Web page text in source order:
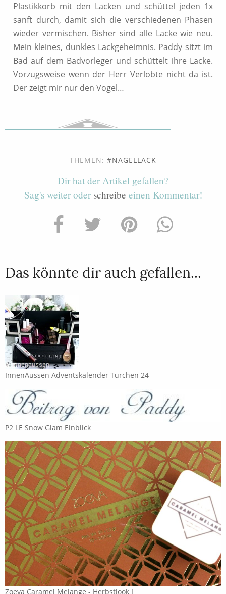
Plastikkorb mit den Lacken und schüttel jeden 1x
sanft durch, damit sich die verschiedenen Phasen
wieder vermischen. Bisher sind alle Lacke wie neu.
Mein kleines, dunkles Lackgeheimnis. Paddy sitzt im
Bad auf dem Badvorleger und schüttelt ihre Lacke.
Vorzugsweise wenn der Herr Verlobte nicht da ist.
Der zeigt mir nur den Vogel…
THEMEN: NAGELLACK
Dir hat der Artikel gefallen?
Sag's weiter oder schreibe einen Kommentar!
Das könnte dir auch gefallen...
InnenAussen Adventskalender Türchen 24
P2 LE Snow Glam Einblick
Zoeva Caramel Melange - Herbstlook I